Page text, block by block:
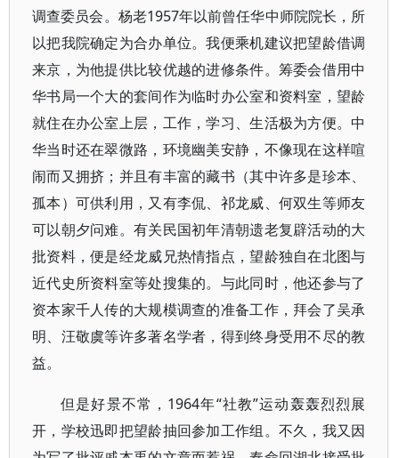
调查委员会。杨老1957年以前曾任华中师院院长，所
以把我院确定为合办单位。我便乘机建议把望龄借调
来京，为他提供比较优越的进修条件。筹委会借用中
华书局一个大的套间作为临时办公室和资料室，望龄
就住在办公室上层，工作，学习、生活极为方便。中
华当时还在翠微路，环境幽美安静，不像现在这样喧
闹而又拥挤；并且有丰富的藏书（其中许多是珍本、
孤本）可供利用，又有李侃、祁龙威、何双生等师友
可以朝夕问难。有关民国初年清朝遗老复辟活动的大
批资料，便是经龙威兄热情指点，望龄独自在北图与
近代史所资料室等处搜集的。与此同时，他还参与了
资本家千人传的大规模调查的准备工作，拜会了吴承
明、汪敬虞等许多著名学者，得到终身受用不尽的教
益。
但是好景不常，1964年“社教”运动轰轰烈烈展
开，学校迅即把望龄抽回参加工作组。不久，我又因